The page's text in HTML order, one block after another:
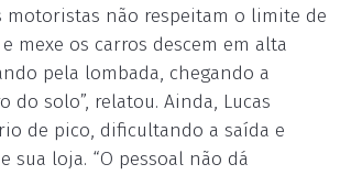
motoristas não respeitam o limite de
mexe os carros descem em alta
pela lombada, chegando a
do solo”, relatou. Ainda, Lucas
de pico, dificultando a saída e
sua loja. “O pessoal não dá